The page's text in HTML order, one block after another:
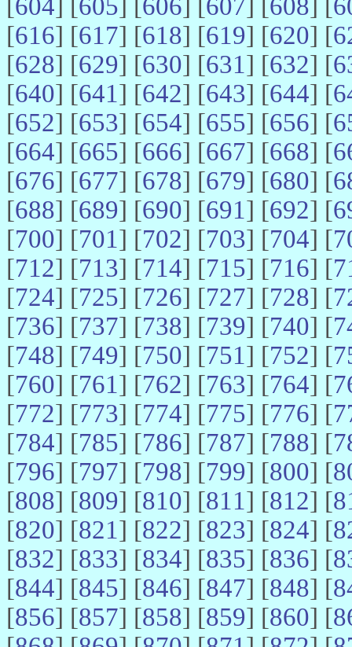
[604] [605] [606] [607] [608] [
[616] [617] [618] [619] [620] [
[628] [629] [630] [631] [632] [
[640] [641] [642] [643] [644] [
[652] [653] [654] [655] [656] [
[664] [665] [666] [667] [668] [
[676] [677] [678] [679] [680] [
[688] [689] [690] [691] [692] [
[700] [701] [702] [703] [704] [
[712] [713] [714] [715] [716] [
[724] [725] [726] [727] [728] [
[736] [737] [738] [739] [740] [
[748] [749] [750] [751] [752] [
[760] [761] [762] [763] [764] [
[772] [773] [774] [775] [776] [
[784] [785] [786] [787] [788] [
[796] [797] [798] [799] [800] [
[808] [809] [810] [811] [812] [
[820] [821] [822] [823] [824] [
[832] [833] [834] [835] [836] [
[844] [845] [846] [847] [848] [
[856] [857] [858] [859] [860] [